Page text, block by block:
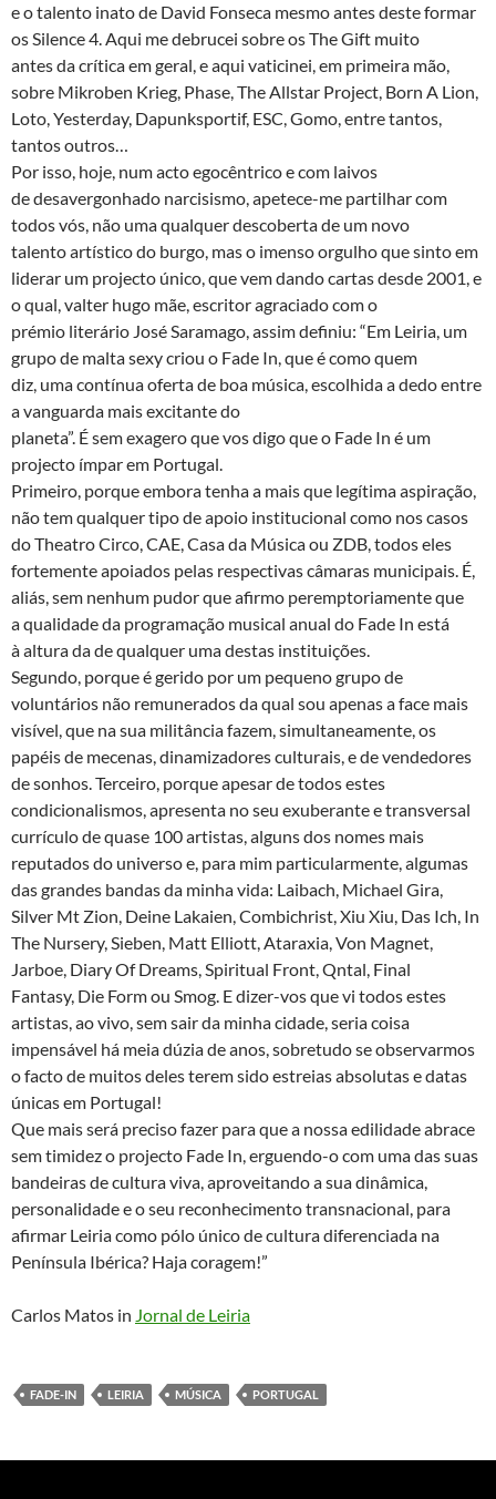
e o talento inato de David Fonseca mesmo antes deste formar
os Silence 4. Aqui me debrucei sobre os The Gift muito
antes da crítica em geral, e aqui vaticinei, em primeira mão,
sobre Mikroben Krieg, Phase, The Allstar Project, Born A Lion,
Loto, Yesterday, Dapunksportif, ESC, Gomo, entre tantos,
tantos outros…
Por isso, hoje, num acto egocêntrico e com laivos
de desavergonhado narcisismo, apetece-me partilhar com
todos vós, não uma qualquer descoberta de um novo
talento artístico do burgo, mas o imenso orgulho que sinto em
liderar um projecto único, que vem dando cartas desde 2001, e
o qual, valter hugo mãe, escritor agraciado com o
prémio literário José Saramago, assim definiu: “Em Leiria, um
grupo de malta sexy criou o Fade In, que é como quem
diz, uma contínua oferta de boa música, escolhida a dedo entre
a vanguarda mais excitante do
planeta”. É sem exagero que vos digo que o Fade In é um
projecto ímpar em Portugal.
Primeiro, porque embora tenha a mais que legítima aspiração,
não tem qualquer tipo de apoio institucional como nos casos
do Theatro Circo, CAE, Casa da Música ou ZDB, todos eles
fortemente apoiados pelas respectivas câmaras municipais. É,
aliás, sem nenhum pudor que afirmo peremptoriamente que
a qualidade da programação musical anual do Fade In está
à altura da de qualquer uma destas instituições.
Segundo, porque é gerido por um pequeno grupo de
voluntários não remunerados da qual sou apenas a face mais
visível, que na sua militância fazem, simultaneamente, os
papéis de mecenas, dinamizadores culturais, e de vendedores
de sonhos. Terceiro, porque apesar de todos estes
condicionalismos, apresenta no seu exuberante e transversal
currículo de quase 100 artistas, alguns dos nomes mais
reputados do universo e, para mim particularmente, algumas
das grandes bandas da minha vida: Laibach, Michael Gira,
Silver Mt Zion, Deine Lakaien, Combichrist, Xiu Xiu, Das Ich, In
The Nursery, Sieben, Matt Elliott, Ataraxia, Von Magnet,
Jarboe, Diary Of Dreams, Spiritual Front, Qntal, Final
Fantasy, Die Form ou Smog. E dizer-vos que vi todos estes
artistas, ao vivo, sem sair da minha cidade, seria coisa
impensável há meia dúzia de anos, sobretudo se observarmos
o facto de muitos deles terem sido estreias absolutas e datas
únicas em Portugal!
Que mais será preciso fazer para que a nossa edilidade abrace
sem timidez o projecto Fade In, erguendo-o com uma das suas
bandeiras de cultura viva, aproveitando a sua dinâmica,
personalidade e o seu reconhecimento transnacional, para
afirmar Leiria como pólo único de cultura diferenciada na
Península Ibérica? Haja coragem!”
Carlos Matos in Jornal de Leiria
FADE-IN LEIRIA MÚSICA PORTUGAL